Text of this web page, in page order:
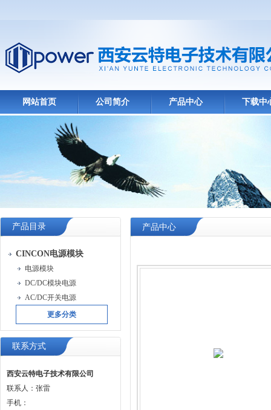
网站首页 公司简介 产品中心 下载中
产品目录
CINCON电源模块
电源模块
DC/DC模块电源
AC/DC开关电源
更多分类
联系方式
西安云特电子技术有限公司
联系人：张雷
手机：
产品中心